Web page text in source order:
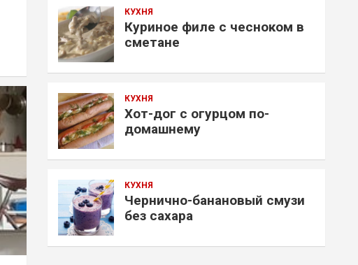
КУХНЯ
Куриное филе с чесноком в
сметане
КУХНЯ
Хот-дог с огурцом по-
домашнему
КУХНЯ
Чернично-банановый смузи
без сахара